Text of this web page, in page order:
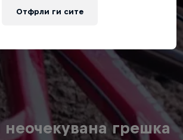
грешка
Отфрли ги сите